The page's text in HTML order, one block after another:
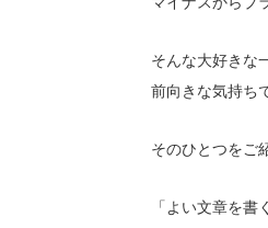
そんな大好きな
前向きな気持ち
そのひとつをご
「よい文章を